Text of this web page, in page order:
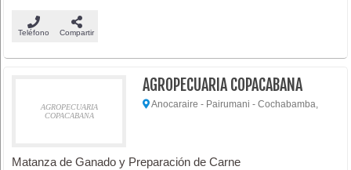
Teléfono Compartir
AGROPECUARIA
COPACABANA
AGROPECUARIA COPACABANA
Anocaraire - Pairumani - Cochabamba,
Matanza de Ganado y Preparación de Carne